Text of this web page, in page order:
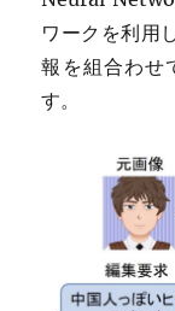
ワークを利用
報を組合わせ
す。